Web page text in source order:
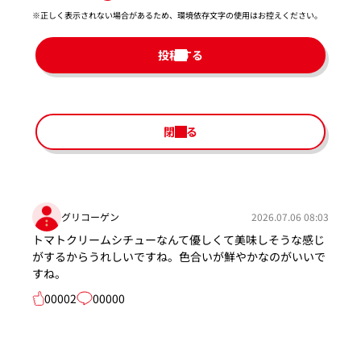
※正しく表示されない場合があるため、環境依存文字の使用はお控えください。​
投稿する
閉じる
グリコーゲン 2026.07.06 08:03
トマトクリームシチューなんて優しくて美味しそうな感じ
がするからうれしいですね。色合いが鮮やかなのがいいで
すね。
00002
00000